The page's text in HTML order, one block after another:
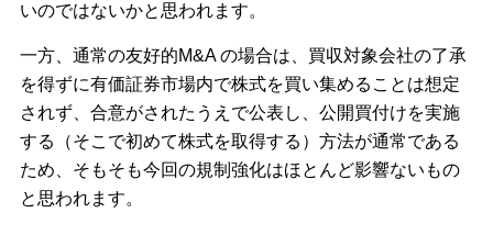
いのではないかと思われます。
一方、通常の友好的M&A の場合は、買収対象会社の了承
を得ずに有価証券市場内で株式を買い集めることは想定
されず、合意がされたうえで公表し、公開買付けを実施
する（そこで初めて株式を取得する）方法が通常である
ため、そもそも今回の規制強化はほとんど影響ないもの
と思われます。